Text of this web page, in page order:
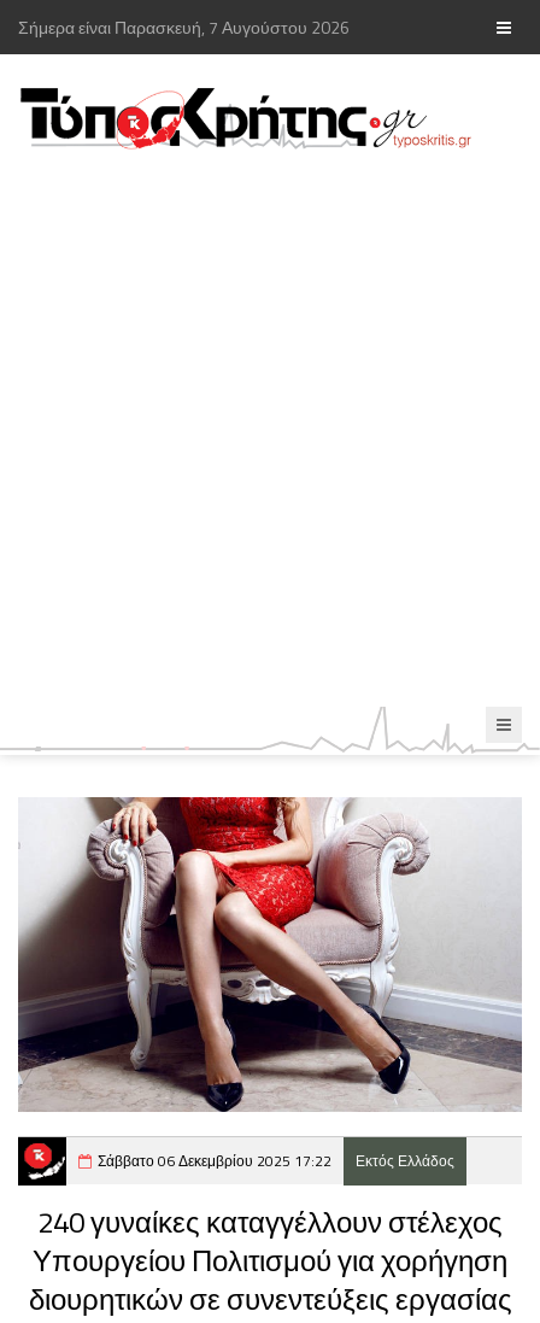
Σήμερα είναι Παρασκευή, 7 Αυγούστου 2026
Σάββατο 06 Δεκεμβρίου 2025 17:22 Εκτός Ελλάδος
240 γυναίκες καταγγέλλουν στέλεχος
Υπουργείου Πολιτισμού για χορήγηση
διουρητικών σε συνεντεύξεις εργασίας